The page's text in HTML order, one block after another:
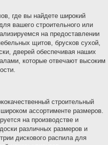
где вы найдете широкий
вашего строительного или
на предоставлении
щитов, брусков сухой,
дверей обеспечивая наших
которые отвечают высоким
строительный
ассортименте размеров.
на производстве и
различных размеров и
дискового распила для